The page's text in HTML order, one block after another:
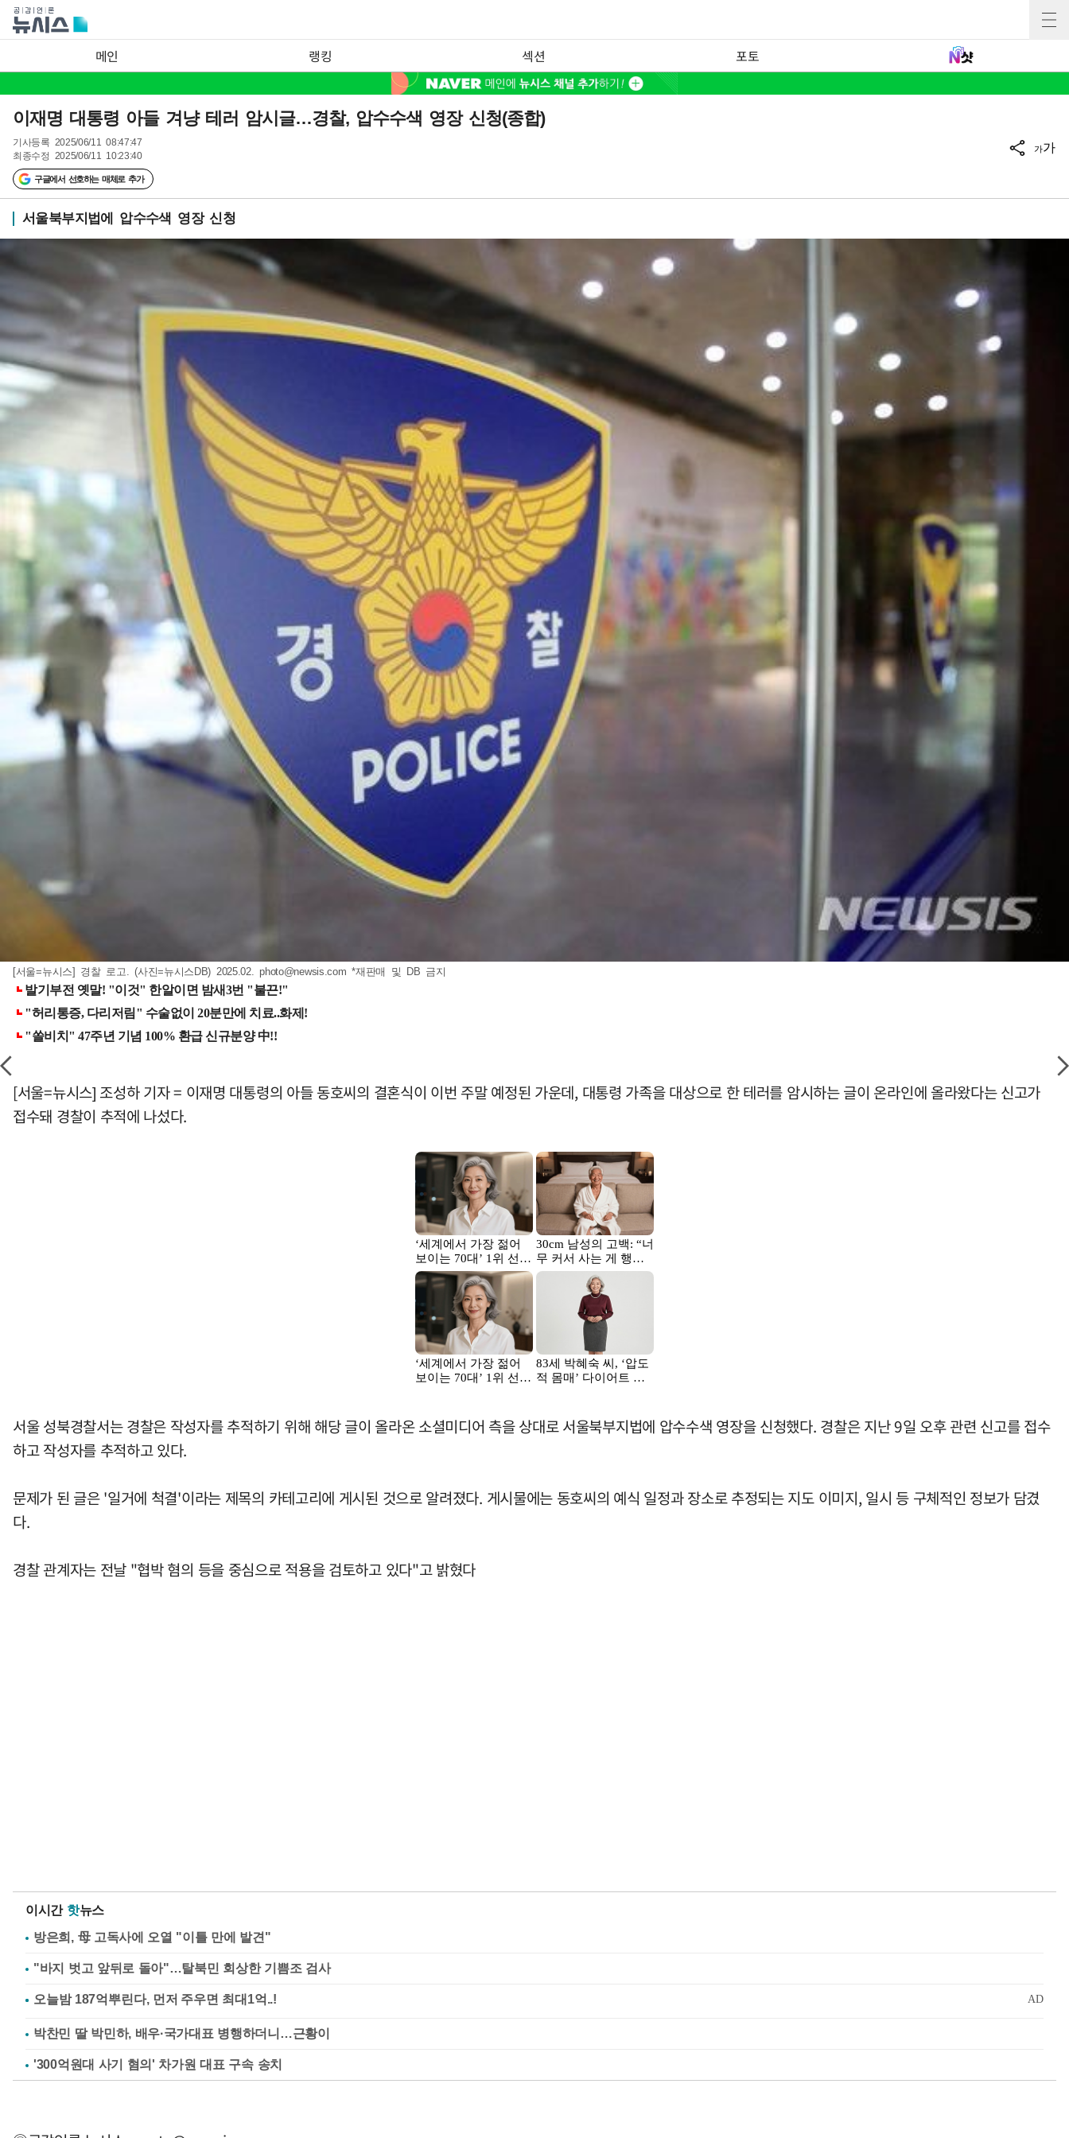
메인 랭킹 섹션 포토
이재명 대통령 아들 겨냥 테러 암시글…경찰, 압수수색 영장 신청(종합)
기사등록 2025/06/11 08:47:47
최종수정 2025/06/11 10:23:40
구글에서 선호하는 매체로 추가
가가
서울북부지법에 압수수색 영장 신청
[서울=뉴시스] 경찰 로고. (사진=뉴시스DB) 2025.02.photo@newsis.com *재판매 및 DB 금지
[서울=뉴시스] 조성하 기자 = 이재명 대통령의 아들 동호씨의 결혼식이 이번 주말 예정된 가운데, 대통령 가족을 대상으로 한 테러를 암시하는 글이 온라인에 올라왔다는 신고가
접수돼 경찰이 추적에 나섰다.
서울 성북경찰서는 경찰은 작성자를 추적하기 위해 해당 글이 올라온 소셜미디어 측을 상대로 서울북부지법에 압수수색 영장을 신청했다. 경찰은 지난 9일 오후 관련 신고를 접수
하고 작성자를 추적하고 있다.
문제가 된 글은 '일거에 척결'이라는 제목의 카테고리에 게시된 것으로 알려졌다. 게시물에는 동호씨의 예식 일정과 장소로 추정되는 지도 이미지, 일시 등 구체적인 정보가 담겼
다.
경찰 관계자는 전날 "협박 혐의 등을 중심으로 적용을 검토하고 있다"고 밝혔다
이시간 핫뉴스
방은희, 母 고독사에 오열 "이틀 만에 발견"
"바지 벗고 앞뒤로 돌아"…탈북민 회상한 기쁨조 검사
박찬민 딸 박민하, 배우·국가대표 병행하더니…근황이
'300억원대 사기 혐의' 차가원 대표 구속 송치